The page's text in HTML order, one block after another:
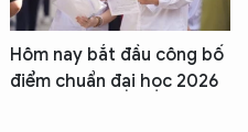
Hôm nay bắt đầu công bố
điểm chuẩn đại học 2026